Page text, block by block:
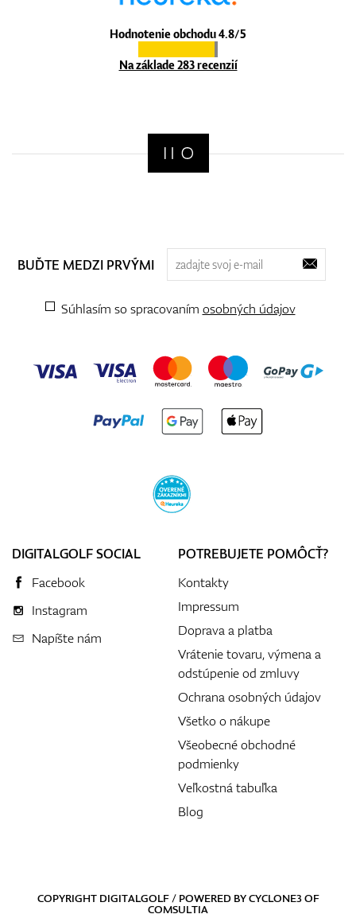
Hodnotenie obchodu 4.8/5
Na základe 283 recenzií
BUĎTE MEDZI PRVÝMI
Súhlasím so spracovaním osobných údajov
DIGITALGOLF SOCIAL
Facebook
Instagram
Napíšte nám
POTREBUJETE POMÔCŤ?
Kontakty
Impressum
Doprava a platba
Vrátenie tovaru, výmena a
odstúpenie od zmluvy
Ochrana osobných údajov
Všetko o nákupe
Všeobecné obchodné
podmienky
Veľkostná tabuľka
Blog
COPYRIGHT DIGITALGOLF / POWERED BYCYCLONE3OF
COMSULTIA